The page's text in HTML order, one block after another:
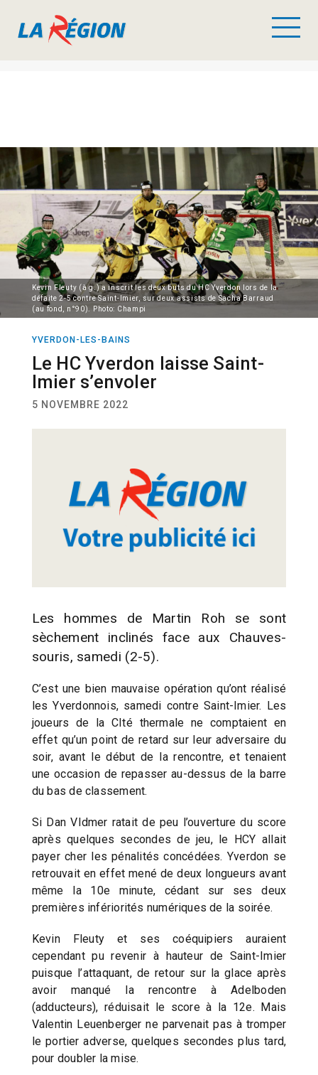
Kevin Fleuty (à g.) a inscrit les deux buts du HC Yverdon lors de la
défaite 2-5 contre Saint-Imier, sur deux assists de Sacha Barraud
(au fond, n°90). Photo: Champi
YVERDON-LES-BAINS
Le HC Yverdon laisse Saint-
Imier s’envoler
5 NOVEMBRE 2022
Les hommes de Martin Roh se sont
sèchement inclinés face aux Chauves-
souris, samedi (2-5).
C’est une bien mauvaise opération qu’ont réalisé
les Yverdonnois, samedi contre Saint-Imier. Les
joueurs de la CIté thermale ne comptaient en
effet qu’un point de retard sur leur adversaire du
soir, avant le début de la rencontre, et tenaient
une occasion de repasser au-dessus de la barre
du bas de classement.
Si Dan VIdmer ratait de peu l’ouverture du score
après quelques secondes de jeu, le HCY allait
payer cher les pénalités concédées. Yverdon se
retrouvait en effet mené de deux longueurs avant
même la 10e minute, cédant sur ses deux
premières infériorités numériques de la soirée.
Kevin Fleuty et ses coéquipiers auraient
cependant pu revenir à hauteur de Saint-Imier
puisque l’attaquant, de retour sur la glace après
avoir manqué la rencontre à Adelboden
(adducteurs), réduisait le score à la 12e. Mais
Valentin Leuenberger ne parvenait pas à tromper
le portier adverse, quelques secondes plus tard,
pour doubler la mise.